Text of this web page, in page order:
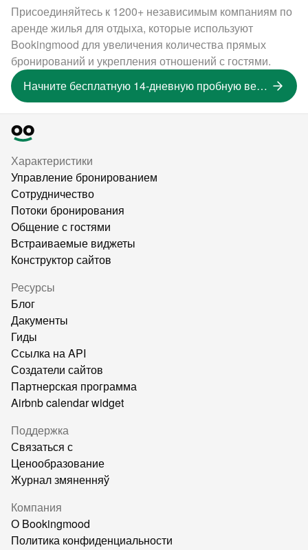
Присоединяйтесь к 1200+ независимым компаниям по
аренде жилья для отдыха, которые используют
Bookingmood для увеличения количества прямых
бронирований и укрепления отношений с гостями.
Начните бесплатную 14-дневную пробную версию
Характеристики
Управление бронированием
Сотрудничество
Потоки бронирования
Общение с гостями
Встраиваемые виджеты
Конструктор сайтов
Ресурсы
Блог
Дакументы
Гиды
Ссылка на API
Создатели сайтов
Партнерская программа
Airbnb calendar widget
Поддержка
Связаться с
Ценообразование
Журнал змяненняў
Компания
О Bookingmood
Политика конфиденциальности